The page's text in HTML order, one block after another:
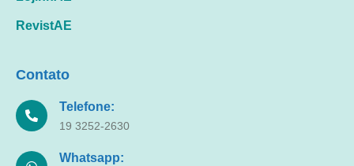
RevistAE
Contato
Telefone:
19 3252-2630
Whatsapp: